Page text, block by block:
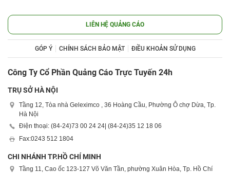
LIÊN HỆ QUẢNG CÁO
GÓP Ý CHÍNH SÁCH BẢO MẬT ĐIỀU KHOẢN SỬ DỤNG
Công Ty Cổ Phần Quảng Cáo Trực Tuyến 24h
TRỤ SỞ HÀ NỘI
Tầng 12, Tòa nhà Geleximco , 36 Hoàng Cầu, Phường Ô chợ Dừa, Tp.
Hà Nội
Điện thoại: (84-24)73 00 24 24| (84-24)35 12 18 06
Fax:0243 512 1804
CHI NHÁNH TP.HỒ CHÍ MINH
Tầng 11, Cao ốc 123-127 Võ Văn Tần, phường Xuân Hòa, Tp. Hồ Chí